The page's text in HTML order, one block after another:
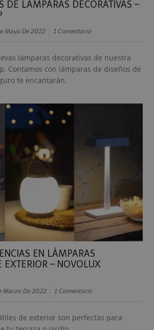
DE LÁMPARAS DECORATIVAS –
Mayo De 2022 1 Comentario
lámparas decorativas de nuestra
Contamos con lámparas de diseños de
te encantarán.
EN LÁMPARAS
EXTERIOR – NOVOLUX
Marzo De 2022 1 Comentario
de exterior son perfectas para